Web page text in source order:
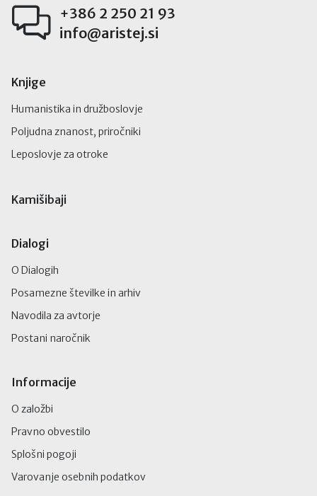
+386 2 250 21 93
info@aristej.si
Knjige
Humanistika in družboslovje
Poljudna znanost, priročniki
Leposlovje za otroke
Kamišibaji
Dialogi
O Dialogih
Posamezne številke in arhiv
Navodila za avtorje
Postani naročnik
Informacije
O založbi
Pravno obvestilo
Splošni pogoji
Varovanje osebnih podatkov